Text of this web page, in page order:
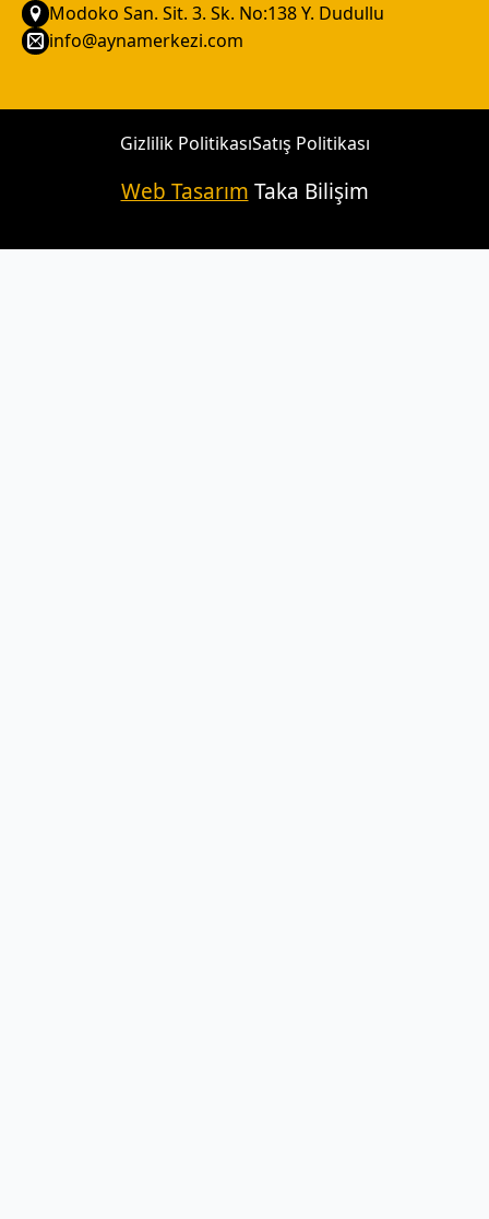
Modoko San. Sit. 3. Sk. No:138 Y. Dudullu
info@aynamerkezi.com
Gizlilik PolitikasıSatış Politikası
Web Tasarım Taka Bilişim